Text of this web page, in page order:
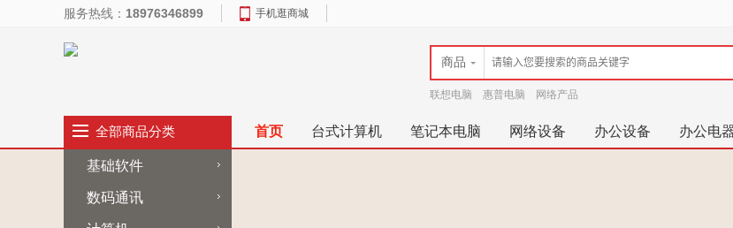
服务热线： 18976346899 手机逛商城
商品
联想电脑 惠普电脑 网络产品
全部商品分类
基础软件
数码通讯
首页 台式计算机 笔记本电脑 网络设备 办公设备 办公电